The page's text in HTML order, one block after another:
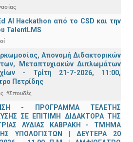
AI Hackathon από το CSD και την
TalentLMS
Απονομή Διδακτορικών
Μεταπτυχιακών Διπλωμάτων
- Τρίτη 21-7-2026, 11:00,
Πετρίδης
#Σπουδές
- ΠΡΟΓΡΑΜΜΑ ΤΕΛΕΤΗΣ
ΣΕ ΕΠΙΤΙΜΗ ΔΙΔΑΚΤΟΡΑ ΤΗΣ
ΛΥΔΙΑΣ ΚΑΒΡΑΚΗ - ΤΜΗΜΑ
ΥΠΟΛΟΓΙΣΤΩΝ | ΔΕΥΤΕΡΑ 20